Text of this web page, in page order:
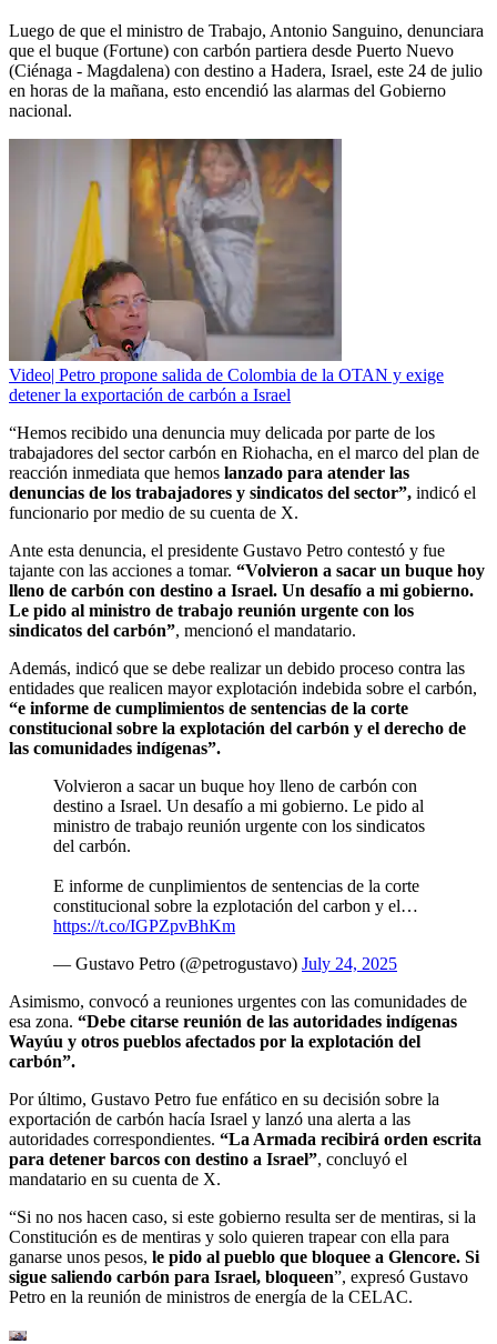
Luego de que el ministro de Trabajo, Antonio Sanguino, denunciara
que el buque (Fortune) con carbón partiera desde Puerto Nuevo
(Ciénaga - Magdalena) con destino a Hadera, Israel, este 24 de julio
en horas de la mañana, esto encendió las alarmas del Gobierno
nacional.
Video| Petro propone salida de Colombia de la OTAN y exige
detener la exportación de carbón a Israel
“Hemos recibido una denuncia muy delicada por parte de los
trabajadores del sector carbón en Riohacha, en el marco del plan de
reacción inmediata que hemos lanzado para atender las
denuncias de los trabajadores y sindicatos del sector”, indicó el
funcionario por medio de su cuenta de X.
Ante esta denuncia, el presidente Gustavo Petro contestó y fue
tajante con las acciones a tomar. “Volvieron a sacar un buque hoy
lleno de carbón con destino a Israel. Un desafío a mi gobierno.
Le pido al ministro de trabajo reunión urgente con los
sindicatos del carbón”, mencionó el mandatario.
Además, indicó que se debe realizar un debido proceso contra las
entidades que realicen mayor explotación indebida sobre el carbón,
“e informe de cumplimientos de sentencias de la corte
constitucional sobre la explotación del carbón y el derecho de
las comunidades indígenas”.
Volvieron a sacar un buque hoy lleno de carbón con
destino a Israel. Un desafío a mi gobierno. Le pido al
ministro de trabajo reunión urgente con los sindicatos
del carbón.
E informe de cunplimientos de sentencias de la corte
constitucional sobre la ezplotación del carbon y el…
https://t.co/IGPZpvBhKm
— Gustavo Petro (@petrogustavo) July 24, 2025
Asimismo, convocó a reuniones urgentes con las comunidades de
esa zona. “Debe citarse reunión de las autoridades indígenas
Wayúu y otros pueblos afectados por la explotación del
carbón”.
Por último, Gustavo Petro fue enfático en su decisión sobre la
exportación de carbón hacía Israel y lanzó una alerta a las
autoridades correspondientes. “La Armada recibirá orden escrita
para detener barcos con destino a Israel”, concluyó el
mandatario en su cuenta de X.
“Si no nos hacen caso, si este gobierno resulta ser de mentiras, si la
Constitución es de mentiras y solo quieren trapear con ella para
ganarse unos pesos, le pido al pueblo que bloquee a Glencore. Si
sigue saliendo carbón para Israel, bloqueen”, expresó Gustavo
Petro en la reunión de ministros de energía de la CELAC.